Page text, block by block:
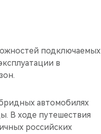
подключаемых
в
автомобилях
В ходе путешествия
российских